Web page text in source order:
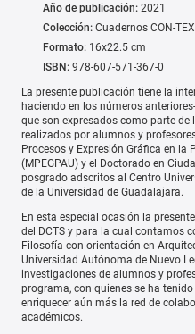
Año de publicación: 2021
Colección: Cuadernos CON-
Formato: 16x22.5 cm
ISBN: 978-607-571-367-0
La presente publicación tiene la
haciendo en los números
que son expresados como parte
realizados por alumnos y
Procesos y Expresión Gráfica en
(MPEGPAU) y el Doctorado en
posgrado adscritos al Centro
de la Universidad de Guadalajara.
En esta especial ocasión la
del DCTS y para la cual contamos
Filosofía con orientación en
Universidad Autónoma de Nuevo
investigaciones de alumnos y
programa, con quienes se ha
enriquecer aún más la red de
académicos.